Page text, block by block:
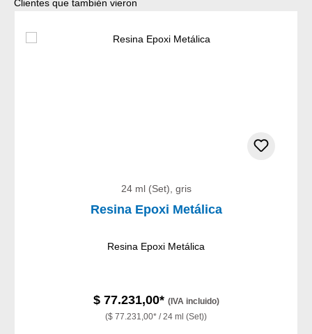
Clientes que también vieron
24 ml (Set), gris
Resina Epoxi Metálica
Resina Epoxi Metálica
$ 77.231,00* (IVA incluido)
($ 77.231,00* / 24 ml (Set))